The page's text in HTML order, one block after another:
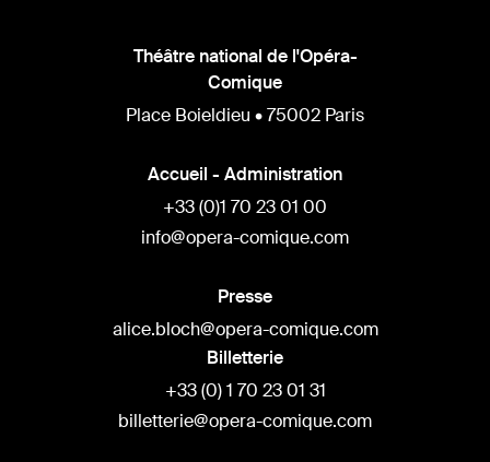
Théâtre national de l'Opéra-
Comique
Place Boieldieu • 75002 Paris
Accueil - Administration
+33 (0)1 70 23 01 00
info@opera-comique.com
Presse
alice.bloch@opera-comique.com
Billetterie
+33 (0) 1 70 23 01 31
billetterie@opera-comique.com